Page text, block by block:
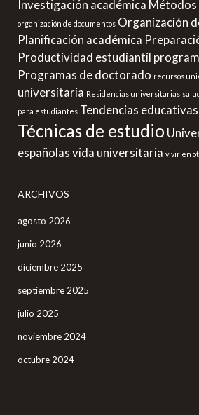
Investigación académica Métodos
organización de documentos Organización
Planificación académica
Productividad estudiantil
Programas de doctorado recursos
universitaria Residencias universitarias
para estudiantes Tendencias educativas
Técnicas de estudio
españolasvida universitaria vivir en
ARCHIVOS
agosto 2026
junio 2026
diciembre 2025
septiembre 2025
julio 2025
noviembre 2024
octubre 2024